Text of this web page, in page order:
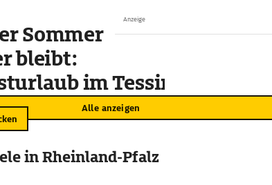
Alle anzeigen
Anzeige
Sommer
bleibt:
im Tessin
in Rheinland-Pfalz